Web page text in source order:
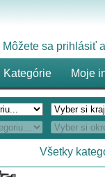
Môžete sa prihlásiť
Kategórie Moje
Všetky